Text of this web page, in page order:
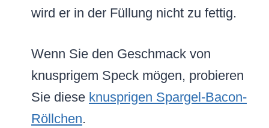
wird er in der Füllung nicht zu fettig.
Wenn Sie den Geschmack von
knusprigem Speck mögen, probieren
Sie diese knusprigen Spargel-Bacon-
Röllchen.